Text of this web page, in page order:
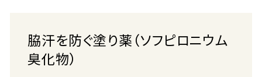
脇汗を防ぐ塗り薬（ソフピロニウム
臭化物）